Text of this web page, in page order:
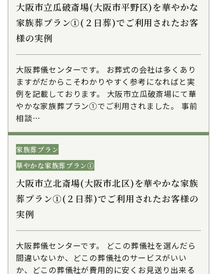
大阪市立瓜破斎場(大阪市平野区)を華やかな
家族葬プラン①(２日葬)でご利用されたお客
様の実例
大阪葬儀センターです。 お葬式の会社は多くあり
ますがだからこそわかりやすく参考になればと実
例を記載しております。 大阪市立瓜破斎場にて華
やかな家族葬プラン①でご利用されました。 事前
相談…
家族葬プラン
華やかな家族葬プラン①
大阪市立北斎場(大阪市北区)を華やかな家族
葬プラン①(２日葬)でご利用されたお客様の
実例
大阪葬儀センターです。 どこの葬儀社を選んだら
間違いないか、どこの葬儀社のサービスがいい
か、どこの葬儀社が費用的に安くお見送り出来る